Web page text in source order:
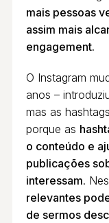
mais pessoas
assim mais
engagement.
O Instagram
anos –
mas as
porque as
o conteúdo e
publicações
interessam.
relevantes
de sermos